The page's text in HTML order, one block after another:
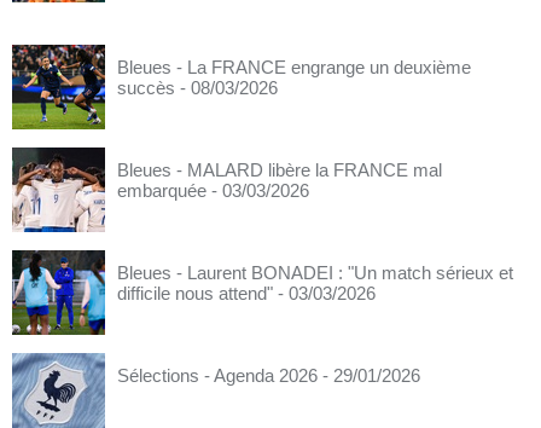
Bleues - La FRANCE engrange un deuxième
succès - 08/03/2026
Bleues - MALARD libère la FRANCE mal
embarquée - 03/03/2026
Bleues - Laurent BONADEI : "Un match sérieux et
difficile nous attend" - 03/03/2026
Sélections - Agenda 2026 - 29/01/2026